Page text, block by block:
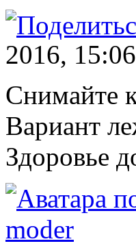
2016, 15:06
Снимайте
Вариант
Здоровье
moder